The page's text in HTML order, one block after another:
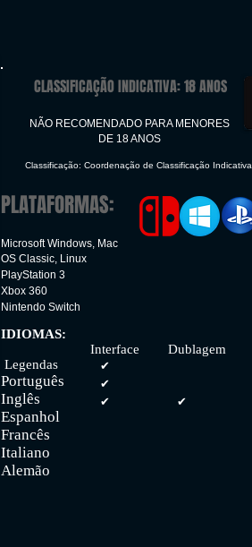
CLASSIFICAÇÃO INDICATIVA: 18 ANOS
NÃO RECOMENDADO PARA MENORES
DE 18 ANOS
Classificação: Coordenação de Classificação Indicativa
PLATAFORMAS:
Microsoft Windows, Mac
OS Classic, Linux
PlayStation 3
Xbox 360
Nintendo Switch
IDIOMAS:
Interface Dublagem
Legendas
Português
Inglês
Espanhol
Francês
Italiano
Alemão
✔
✔
✔
✔